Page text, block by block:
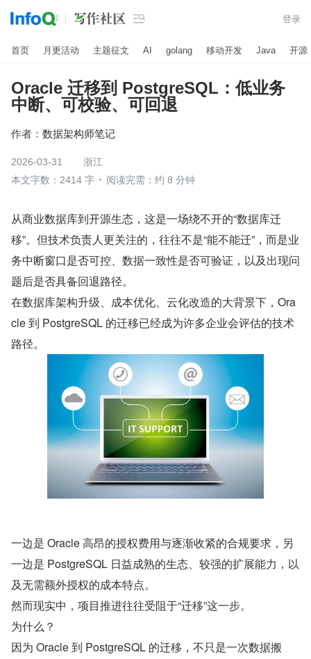
 登录
首页 月更活动 主题征文 AI golang 移动开发 Java 开源
Oracle 迁移到 PostgreSQL：低业务
中断、可校验、可回退
作者： 数据架构师笔记
2026-03-31
浙江
本文字数：2414 字
阅读完需：约 8 分钟
从商业数据库到开源生态，这是一场绕不开的“数据库迁
移”。但技术负责人更关注的，往往不是“能不能迁”，而是业
务中断窗口是否可控、数据一致性是否可验证，以及出现问
题后是否具备回退路径。
在数据库架构升级、成本优化、云化改造的大背景下，Ora
cle 到 PostgreSQL 的迁移已经成为许多企业会评估的技术
路径。
一边是 Oracle 高昂的授权费用与逐渐收紧的合规要求，另
一边是 PostgreSQL 日益成熟的生态、较强的扩展能力，以
及无需额外授权的成本特点。
然而现实中，项目推进往往受阻于“迁移”这一步。
为什么？
因为 Oracle 到 PostgreSQL 的迁移，不只是一次数据搬